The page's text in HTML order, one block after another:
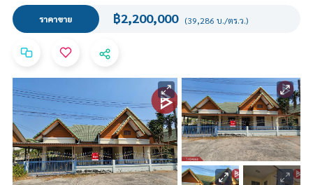
ราคาขาย ฿2,200,000 (39,286 บ./ตร.ว.)